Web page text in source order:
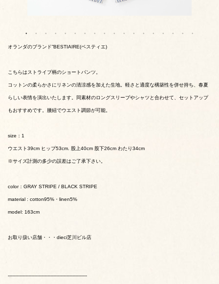
オランダのブランド”BESTIAIRE(ベスティエ)
こちらはストライプ柄のショートパンツ。
コットンの柔らかさにリネンの清涼感を加えた生地。軽さと適度な構築性を併せ持ち、春夏
らしい表情を演出いたします。同素材のロングスリーブやシャツと合わせて、セットアップ
もおすすめです。腰紐でウエスト調節が可能。
size：1
ウエスト39cm ヒップ53cm. 股上40cm 股下26cm わたり34cm
※サイズ計測の多少の誤差はご了承下さい。
color：GRAY STRIPE / BLACK STRIPE
material : cotton95%・linen5%
model: 163cm
お取り扱い店舗・・・dieci芝川ビル店
------------------------------------------------------